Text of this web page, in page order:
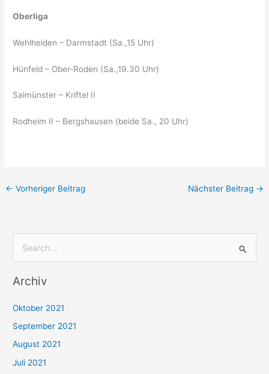
Oberliga
Wehlheiden – Darmstadt (Sa.,15 Uhr)
Hünfeld – Ober-Roden (Sa.,19.30 Uhr)
Salmünster – Kriftel II
Rodheim II – Bergshausen (beide Sa., 20 Uhr)
← Vorheriger Beitrag Nächster Beitrag →
c
n
n
a
Archiv
Oktober 2021
September 2021
August 2021
Juli 2021